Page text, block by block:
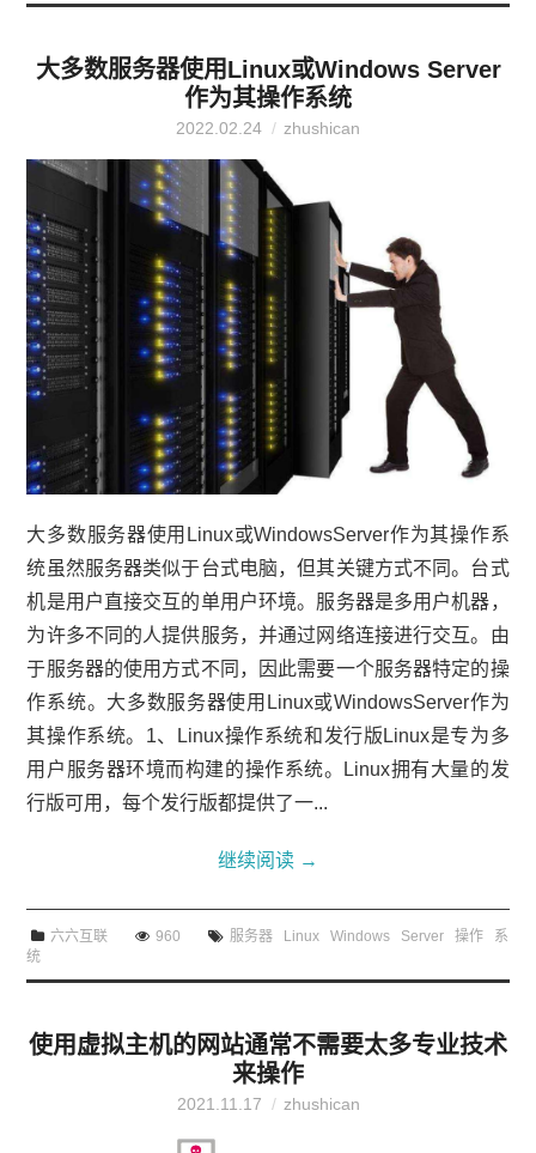
大多数服务器使用Linux或Windows Server
作为其操作系统
2022.02.24 zhushican
大多数服务器使用Linux或WindowsServer作为其操作系
统虽然服务器类似于台式电脑，但其关键方式不同。台式
机是用户直接交互的单用户环境。服务器是多用户机器，
为许多不同的人提供服务，并通过网络连接进行交互。由
于服务器的使用方式不同，因此需要一个服务器特定的操
作系统。大多数服务器使用Linux或WindowsServer作为
其操作系统。1、Linux操作系统和发行版Linux是专为多
用户服务器环境而构建的操作系统。Linux拥有大量的发
行版可用，每个发行版都提供了一...
继续阅读 →
六六互联 960 服务器 Linux Windows Server 操作
系
统
使用虚拟主机的网站通常不需要太多专业技术
来操作
2021.11.17 zhushican